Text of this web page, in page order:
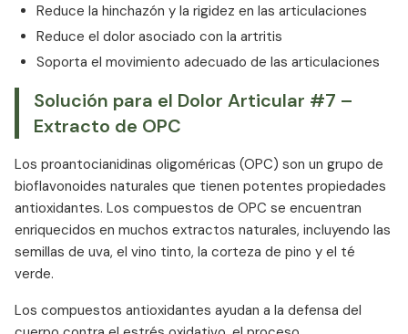
Reduce la hinchazón y la rigidez en las articulaciones
Reduce el dolor asociado con la artritis
Soporta el movimiento adecuado de las articulaciones
Solución para el Dolor Articular #7 –
Extracto de OPC
Los proantocianidinas oligoméricas (OPC) son un grupo de
bioflavonoides naturales que tienen potentes propiedades
antioxidantes. Los compuestos de OPC se encuentran
enriquecidos en muchos extractos naturales, incluyendo las
semillas de uva, el vino tinto, la corteza de pino y el té
verde.
Los compuestos antioxidantes ayudan a la defensa del